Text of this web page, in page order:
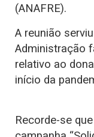
(ANAFRE).
A reunião
Administração
relativo ao
início da
Recorde-se